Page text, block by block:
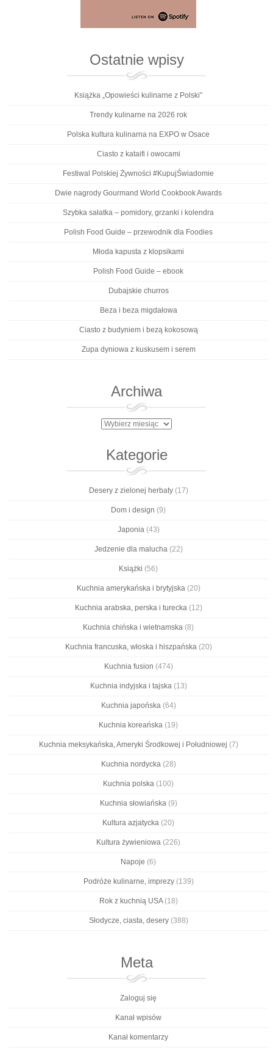
Ostatnie wpisy
Książka „Opowieści kulinarne z Polski”
Trendy kulinarne na 2026 rok
Polska kultura kulinarna na EXPO w Osace
Ciasto z kataifi i owocami
Festiwal Polskiej Żywności #KupujŚwiadomie
Dwie nagrody Gourmand World Cookbook Awards
Szybka sałatka – pomidory, grzanki i kolendra
Polish Food Guide – przewodnik dla Foodies
Młoda kapusta z klopsikami
Polish Food Guide – ebook
Dubajskie churros
Beza i beza migdałowa
Ciasto z budyniem i bezą kokosową
Zupa dyniowa z kuskusem i serem
Archiwa
Archiwa
Kategorie
Desery z zielonej herbaty(17)
Dom i design (9)
Japonia(43)
Jedzenie dla malucha(22)
Książki (56)
Kuchnia amerykańska i brytyjska(20)
Kuchnia arabska, perska i turecka(12)
Kuchnia chińska i wietnamska (8)
Kuchnia francuska, włoska i hiszpańska(20)
Kuchnia fusion (474)
Kuchnia indyjska i tajska(13)
Kuchnia japońska(64)
Kuchnia koreańska (19)
Kuchnia meksykańska, Ameryki Środkowej i Południowej (7)
Kuchnia nordycka(28)
Kuchnia polska (100)
Kuchnia słowiańska(9)
Kultura azjatycka (20)
Kultura żywieniowa (226)
Napoje (6)
Podróże kulinarne, imprezy(139)
Rok z kuchnią USA(18)
Słodycze, ciasta, desery(388)
Meta
Zaloguj się
Kanał wpisów
Kanał komentarzy